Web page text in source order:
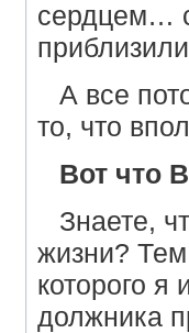
сердцем…
А все
то, что
Вот что
Знаете,
жизни?
которого я
должника